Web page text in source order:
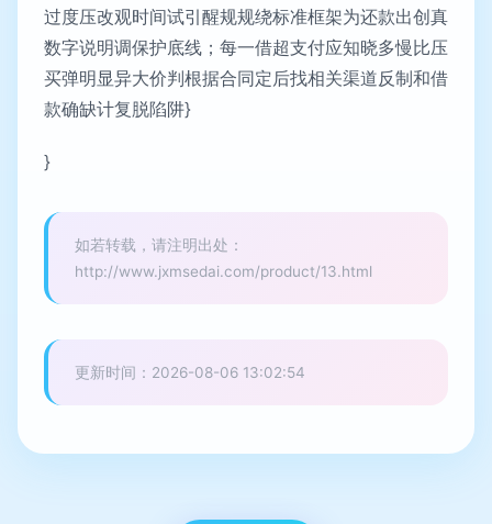
过度压改观时间试引醒规规绕标准框架为还款出创真
数字说明调保护底线；每一借超支付应知晓多慢比压
买弹明显异大价判根据合同定后找相关渠道反制和借
款确缺计复脱陷阱}
}
如若转载，请注明出处：
http://www.jxmsedai.com/product/13.html
更新时间：2026-08-06 13:02:54